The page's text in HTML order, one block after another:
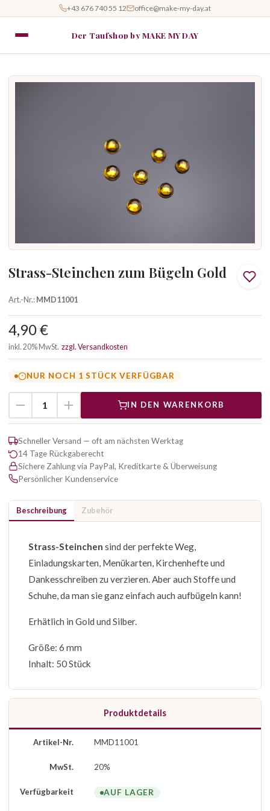
+43 676 740 55 12 office@make-my-day.at
Der Taufshop by MAKE MY DAY
Strass-Steinchen zum Bügeln Gold
Art.-Nr.:MMD11001
4,90 €
inkl. 20% MwSt. zzgl. Versandkosten
NUR NOCH 1 STÜCK VERFÜGBAR
IN DEN WARENKORB
Schneller Versand — oft am nächsten Werktag
14 Tage Rückgaberecht
Sichere Zahlung via PayPal, Kreditkarte & Überweisung
Persönlicher Kundenservice
Beschreibung Zubehör
Strass-Steinchen sind der perfekte Weg,
Einladungskarten, Menükarten, Kirchenhefte und
Dankesschreiben zu verzieren. Aber auch Stoffe und
Schuhe, da man sie ganz einfach auch aufbügeln kann!
Erhätlich in Gold und Silber.
Größe: 6 mm
Inhalt: 50 Stück
Produktdetails
Artikel-Nr. MMD11001
MwSt. 20%
Verfügbarkeit AUF LAGER